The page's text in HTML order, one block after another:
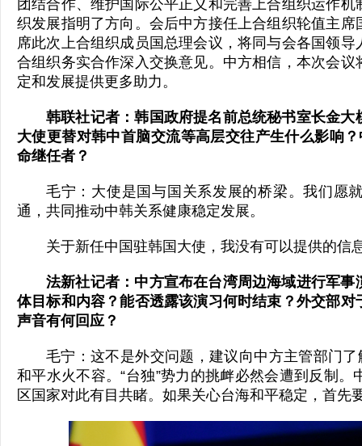
团结合作、维护国际公平正义和完善上合组织运作
织发展指明了方向。会后中方接任上合组织轮值主
席此次上合组织成员国总理会议，将同与会各国领
合组织务实合作深入交换意见。中方相信，本次会
定和发展提供更多助力。
韩联社记者：韩国政府提名前总统秘书室长金
大使更替对韩中首脑交流等高层交往产生什么影响
命继任者？
毛宁：大使是国与国关系发展的桥梁。我们愿
通，共同推动中韩关系健康稳定发展。
关于新任中国驻韩国大使，我没有可以提供的信
法新社记者：中方宣布在台湾周边海域进行军
体目标和内容？能否透露该演习何时结束？外交部
声音有何回应？
毛宁：这不是外交问题，建议向中方主管部门
和平水火不容。“台独”势力的挑衅必然会遭到反制
区国家对此有目共睹。如果关心台海和平稳定，首先